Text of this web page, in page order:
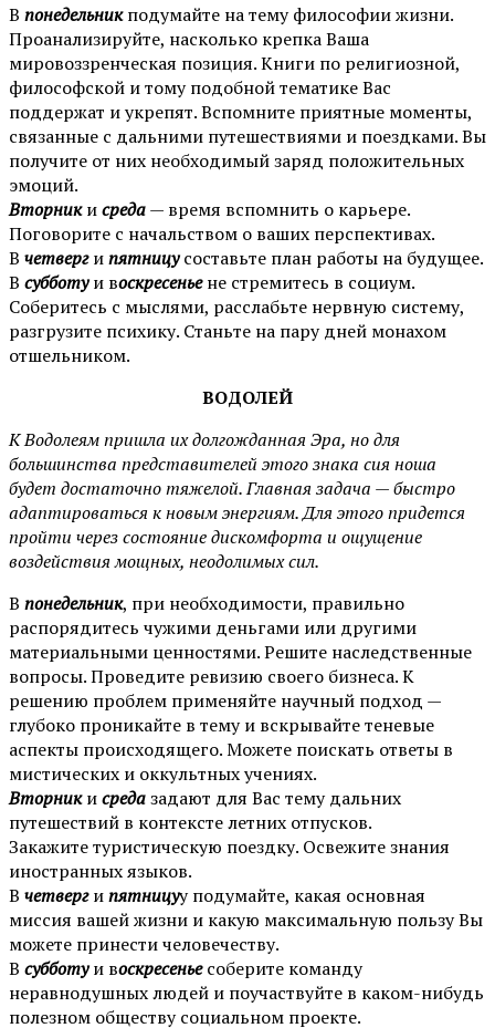
В понедельникподумайте на тему философии жизни.
Проанализируйте, насколько крепка Ваша
мировоззренческая позиция. Книги по религиозной,
философской и тому подобной тематике Вас
поддержат и укрепят. Вспомните приятные моменты,
связанные с дальними путешествиями и поездками. Вы
получите от них необходимый заряд положительных
эмоций.
Вторникисреда— время вспомнить о карьере.
Поговорите с начальством о ваших перспективах.
В четвергипятницусоставьте план работы на будущее.
В субботуи воскресеньене стремитесь в социум.
Соберитесь с мыслями, расслабьте нервную систему,
разгрузите психику. Станьте на пару дней монахом
отшельником.
ВОДОЛЕЙ
К Водолеям пришла их долгожданная Эра, но для
большинства представителей этого знака сия ноша
будет достаточно тяжелой. Главная задача — быстро
адаптироваться к новым энергиям. Для этого придется
пройти через состояние дискомфорта и ощущение
воздействия мощных, неодолимых сил.
В понедельник, при необходимости, правильно
распорядитесь чужими деньгами или другими
материальными ценностями. Решите наследственные
вопросы. Проведите ревизию своего бизнеса. К
решению проблем применяйте научный подход —
глубоко проникайте в тему и вскрывайте теневые
аспекты происходящего. Можете поискать ответы в
мистических и оккультных учениях.
Вторникисредазадают для Вас тему дальних
путешествий в контексте летних отпусков.
Закажите туристическую поездку. Освежите знания
иностранных языков.
В четвергипятницуу подумайте, какая основная
миссия вашей жизни и какую максимальную пользу Вы
можете принести человечеству.
В субботуи воскресеньесоберите команду
неравнодушных людей и поучаствуйте в каком-нибудь
полезном обществу социальном проекте.